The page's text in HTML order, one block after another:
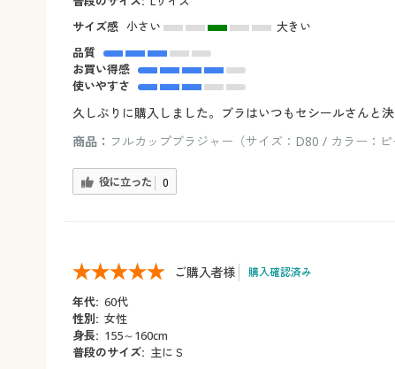
サイズ感 小さい
大きい
品質
お買い得感
使いやすさ
久しぶりに購入しました。ブラはいつもセシールさんと
商品： フルカップブラジャー（サイズ：D80 / カラー：ピ
役に立った 0
ご購入者様 購入確認済み
年代: 60代
性別: 女性
身長: 155～160cm
普段のサイズ: 主にＳ